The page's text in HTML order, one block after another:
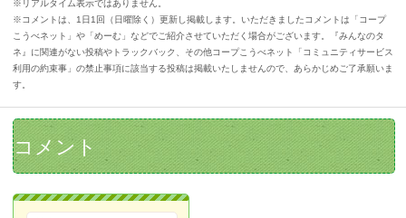
※リアルタイム表示ではありません。
※コメントは、1日1回（日曜除く）更新し掲載します。いただきましたコメントは「コープ
こうべネット」や「めーむ」などでご紹介させていただく場合がございます。『みんなのタ
ネ』に関連がない投稿やトラックバック、その他コープこうべネット「コミュニティサービス
利用の約束事」の禁止事項に該当する投稿は掲載いたしませんので、あらかじめご了承願いま
す。
コメント